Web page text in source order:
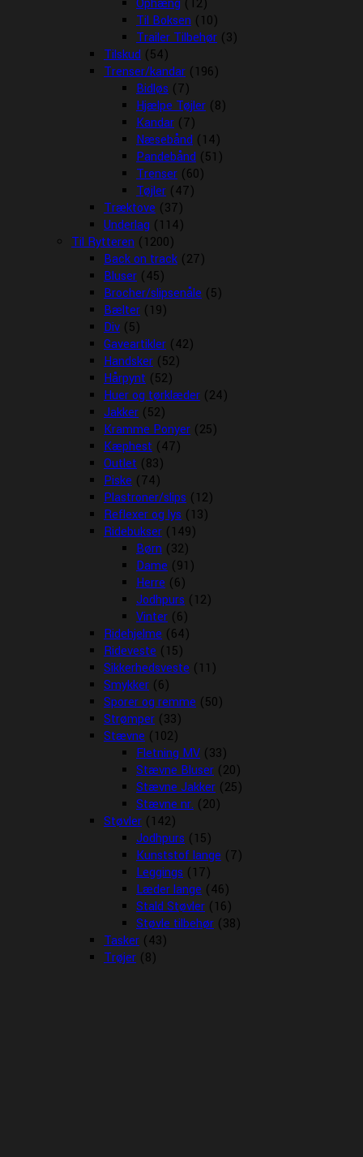
Ophæng (12)
Til Boksen (10)
Trailer Tilbehør (3)
Tilskud (54)
Trenser/kandar (196)
Bidløs (7)
Hjælpe Tøjler (8)
Kandar (7)
Næsebånd (14)
Pandebånd (51)
Trenser (60)
Tøjler (47)
Træktove (37)
Underlag (114)
Til Rytteren (1200)
Back on track (27)
Bluser (45)
Brocher/slipsenåle (5)
Bælter (19)
Div (5)
Gaveartikler (42)
Handsker (52)
Hårpynt (52)
Huer og tørklæder (24)
Jakker (52)
Kramme Ponyer (25)
Kæphest (47)
Outlet (83)
Piske (74)
Plastroner/slips (12)
Reflexer og lys (13)
Ridebukser (149)
Børn (32)
Dame (91)
Herre (6)
Jodhpurs (12)
Vinter (6)
Ridehjelme (64)
Rideveste (15)
Sikkerhedsveste (11)
Smykker (6)
Sporer og remme (50)
Strømper (33)
Stævne (102)
Fletning MV (33)
Stævne Bluser (20)
Stævne Jakker (25)
Stævne nr. (20)
Støvler (142)
Jodhpurs (15)
Kunststof lange (7)
Leggings (17)
Læder lange (46)
Stald Støvler (16)
Støvle tilbehør (38)
Tasker (43)
Trøjer (8)